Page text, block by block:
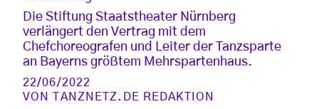
Die Stiftung Staatstheater Nürnberg
verlängert den Vertrag mit dem
Chefchoreografen und Leiter der Tanzsparte
an Bayerns größtem Mehrspartenhaus.
22/06/2022
VON
TANZNETZ.DE REDAKTION